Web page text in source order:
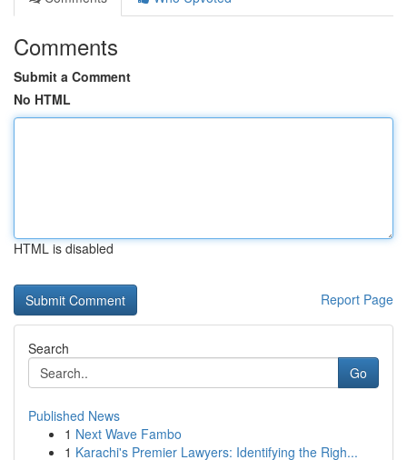
Comments
Submit a Comment
No HTML
HTML is disabled
Report Page
Search
Go
Published News
1 Next Wave Fambo
1 Karachi's Premier Lawyers: Identifying the Righ...